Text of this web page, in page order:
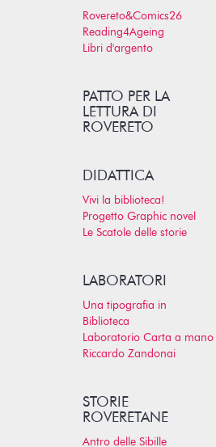
Rovereto&Comics26
Reading4Ageing
Libri d'argento
PATTO PER LA
LETTURA DI
ROVERETO
DIDATTICA
Vivi la biblioteca!
Progetto Graphic novel
Le Scatole delle storie
LABORATORI
Una tipografia in
Biblioteca
Laboratorio Carta a mano
Riccardo Zandonai
STORIE
ROVERETANE
Antro delle Sibille